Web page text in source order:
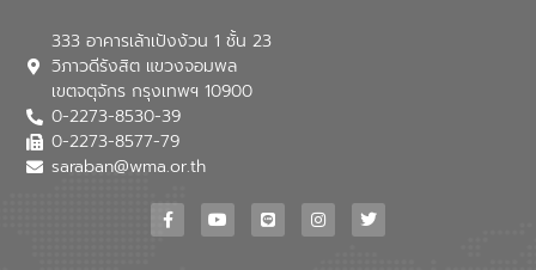
ใช้น้ำที่พุ่งสูงขึ้นจากการขยายตัวของ
การองค์การจัดการน้ำเสีย กล่าวถึงภารกิจ
เพื่อสนับสนุนการพัฒนาเมืองอย่างยั่งยืน
ขณะที่ นายบดินทร์ อุดล กรรมการผู้อำนวย
333 อาคารเล้าเป้งง้วน 1 ชั้น 23
วิภาวดีรังสิต แขวงจอมพล
เขตจตุจักร กรุงเทพฯ 10900
0-2273-8530-39
0-2273-8577-79
saraban@wma.or.th